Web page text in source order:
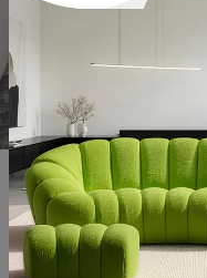
Informazioni Utili